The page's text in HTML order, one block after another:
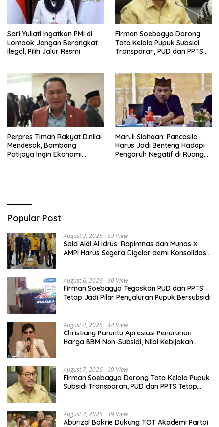
Sari Yuliati Ingatkan PMI di
Lombok Jangan Berangkat
Ilegal, Pilih Jalur Resmi
Firman Soebagyo Dorong
Tata Kelola Pupuk Subsidi
Transparan, PUD dan PPTS
Perpres Timah Rakyat Dinilai
Mendesak, Bambang
Patijaya Ingin Ekonomi
Maruli Siahaan: Pancasila
Harus Jadi Benteng Hadapi
Pengaruh Negatif di Ruang
Popular Post
August 3, 2026 53 View
Said Aldi Al Idrus: Rapimnas dan Munas X
AMPI Harus Segera Digelar demi Konsolidasi
August 6, 2026 50 View
Firman Soebagyo Tegaskan PUD dan PPTS
Tetap Jadi Pilar Penyaluran Pupuk Bersubsidi
August 4, 2026 44 View
Christiany Paruntu Apresiasi Penurunan
Harga BBM Non-Subsidi, Nilai Kebijakan
August 7, 2026 39 View
Firman Soebagyo Dorong Tata Kelola Pupuk
Subsidi Transparan, PUD dan PPTS Tetap
August 4, 2026 39 View
Aburizal Bakrie Dukung TOT Akademi Partai